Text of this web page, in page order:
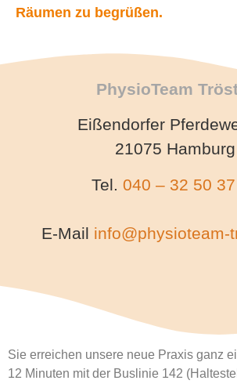
Räumen zu begrüßen.
PhysioTeam
Eißendorfer
21075 Hamburg
Tel. 040 – 32 50
E-Mail info@physioteam-
Sie erreichen unsere neue Praxis ganz
12 Minuten mit der Buslinie 142